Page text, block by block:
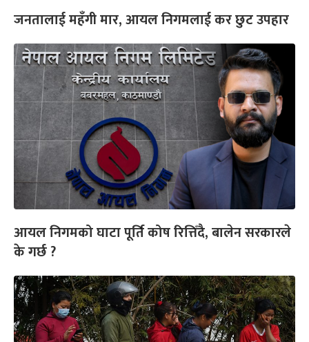
जनतालाई महँगी मार, आयल निगमलाई कर छुट उपहार
आयल निगमको घाटा पूर्ति कोष रित्तिँदै, बालेन सरकारले
के गर्छ ?